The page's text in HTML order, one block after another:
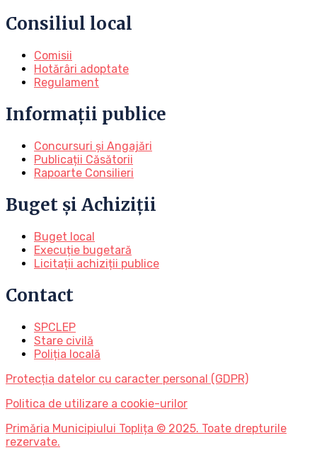
Consiliul local
Comisii
Hotărâri adoptate
Regulament
Informații publice
Concursuri și Angajări
Publicații Căsătorii
Rapoarte Consilieri
Buget și Achiziții
Buget local
Execuție bugetară
Licitații achiziții publice
Contact
SPCLEP
Stare civilă
Poliția locală
Protecția datelor cu caracter personal (GDPR)
Politica de utilizare a cookie-urilor
Primăria Municipiului Toplița © 2025. Toate drepturile
rezervate.